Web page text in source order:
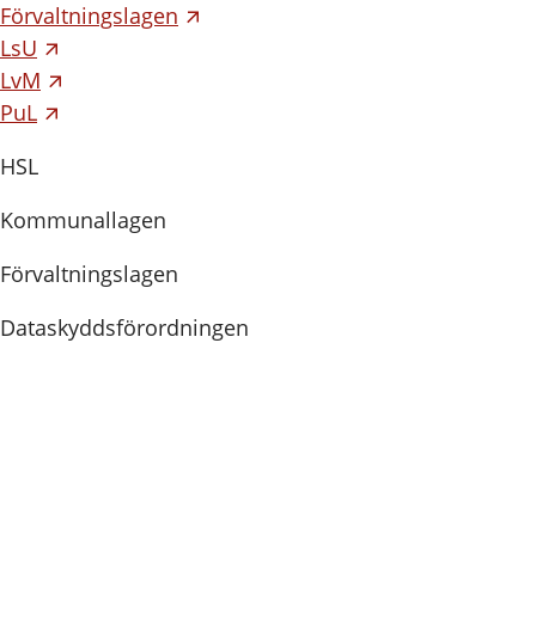
Förvaltningslagen
LsU
LvM
PuL
HSL
Kommunallagen
Förvaltningslagen
Dataskyddsförordningen